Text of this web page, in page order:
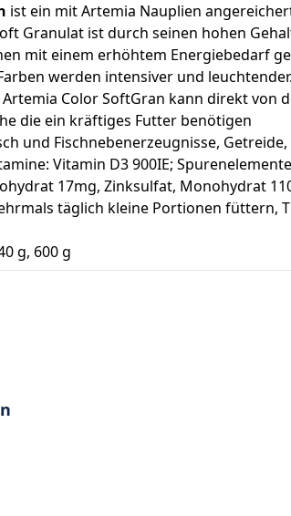
ist ein mit Artemia Nauplien
Granulat ist durch seinen hohen
mit einem erhöhtem Energiebedarf
werden intensiver und leuchtender.
Color SoftGran kann direkt von
die ein kräftiges Futter benötigen
und Fischnebenerzeugnisse,
Vitamin D3 900IE;
17mg, Zinksulfat, Monohydrat
täglich kleine Portionen füttern,
g, 600 g